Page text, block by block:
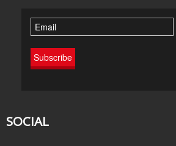
SOCIAL